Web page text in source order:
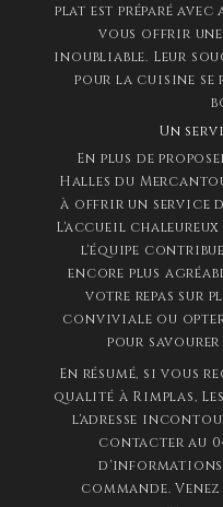
plat est préparé
vous offrir une
inoubliable. Leur
pour la cuisine se
Un
En plus de
Halles du
à offrir un service
L'accueil
l'équipe
encore plus
votre repas sur
conviviale ou
pour savourer
En résumé, si vous
qualité à Rimplas,
l'adresse
contacter au
d'informations
commande.